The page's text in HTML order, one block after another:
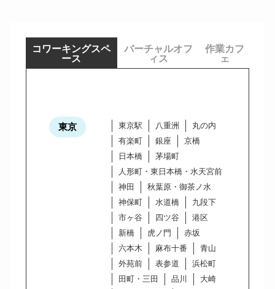
コワーキングスペ
ース
バーチャルオフ
ィス
作業カフ
ェ
東京 東京駅 八重洲
丸の内
有楽町
銀座
京橋
日本橋
茅場町
人形町・東日本橋・水天宮前
神田
秋葉原・御茶ノ水
神保町
水道橋
九段下
市ヶ谷
四ツ谷
港区
新橋
虎ノ門
赤坂
六本木
麻布十番
青山
外苑前
表参道
浜松町
田町・三田
品川
大崎